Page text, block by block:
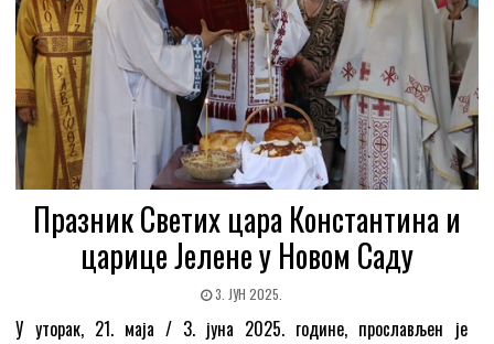
Празник Светих цара Константина и
царице Јелене у Новом Саду
3. ЈУН 2025.
У уторак, 21. маја / 3. јуна 2025. године, прослављен је